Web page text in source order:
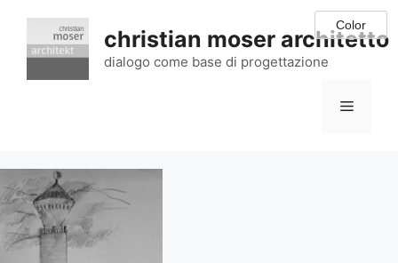
contenuto
christian moser architetto
dialogo come base di progettazione
Menu